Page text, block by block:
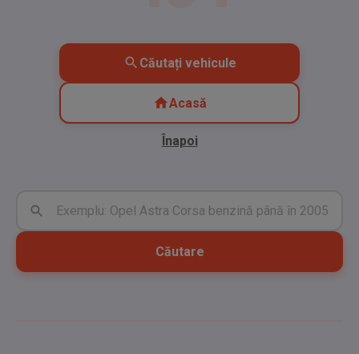
Căutați vehicule
Acasă
Înapoi
Căutare